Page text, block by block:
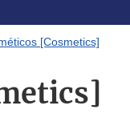
[Cosmetics]